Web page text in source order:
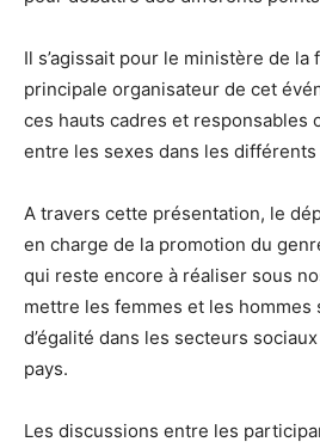
Il s’agissait pour le ministère de la
principale organisateur de cet
ces hauts cadres et responsables
entre les sexes dans les
A travers cette présentation, le
en charge de la promotion du
qui reste encore à réaliser sous
mettre les femmes et les hommes
d’égalité dans les secteurs
pays.
Les discussions entre les